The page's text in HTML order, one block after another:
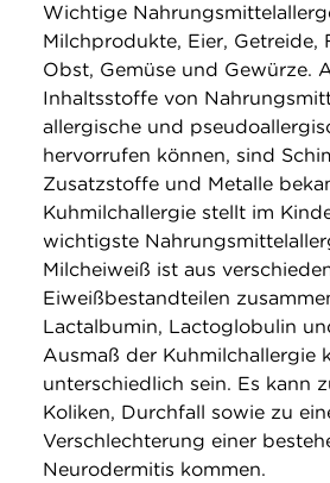
Wichtige
Milchprodukte, Eier, Getreide,
Obst, Gemüse und Gewürze.
Inhaltsstoffe von
allergische und
hervorrufen können, sind
Zusatzstoffe und Metalle
Kuhmilchallergie stellt im
wichtigste
Milcheiweiß ist aus
Eiweißbestandteilen
Lactalbumin, Lactoglobulin
Ausmaß der Kuhmilchallergie
unterschiedlich sein. Es kann
Koliken, Durchfall sowie zu
Verschlechterung einer
Neurodermitis kommen.